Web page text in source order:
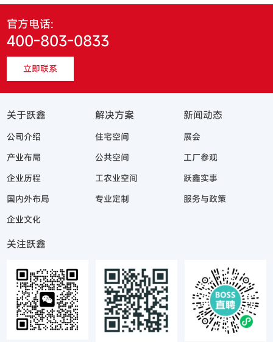
官方电话:
400-803-0833
立即联系
关于跃鑫
公司介绍
产业布局
企业历程
国内外布局
企业文化
解决方案
住宅空间
公共空间
工农业空间
专业定制
新闻动态
展会
工厂参观
跃鑫实事
服务与政策
关注跃鑫